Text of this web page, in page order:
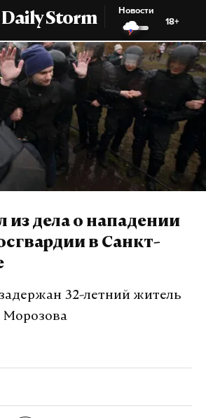
Daily Storm
Новости
18+
из дела о нападении
в Санкт-
32-летний житель
Морозова